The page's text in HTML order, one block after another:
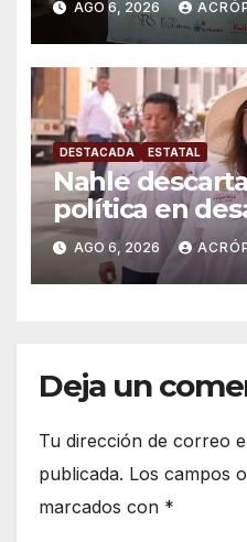
AGO 6, 2026
DESTACADA ESTATAL
Nahle
política en
alcaldes
AGO 6, 2026
Deja un
Tu dirección de correo
publicada. Los campos
marcados con *